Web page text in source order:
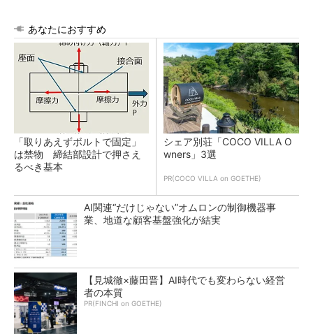
あなたにおすすめ
「取りあえずボルトで固定」
は禁物 締結部設計で押さえ
るべき基本
シェア別荘「COCO VILLA O
wners」3選
PR(COCO VILLA on GOETHE)
AI関連“だけじゃない”オムロンの制御機器事
業、地道な顧客基盤強化が結実
【見城徹×藤田晋】AI時代でも変わらない経営
者の本質
PR(FINCHI on GOETHE)